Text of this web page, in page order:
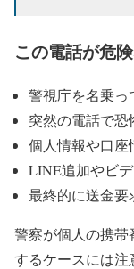
この電話が危
警視庁を名乗っ
突然の電話で恐
個人情報や口座
LINE追加やビ
最終的に送金要
警察が個人の携
するケースには注